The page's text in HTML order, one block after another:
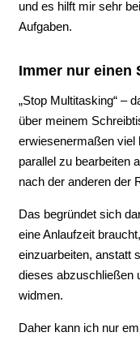
und es hilft mir sehr
Aufgaben.
Immer nur einen
„Stop Multitasking“ –
über meinem
erwiesenermaßen viel
parallel zu bearbeiten
nach der anderen der
Das begründet sich
eine Anlaufzeit
einzuarbeiten, anstatt
dieses abzuschließen
widmen.
Daher kann ich nur